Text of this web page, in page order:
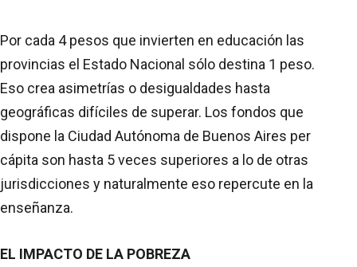
Por cada 4 pesos que invierten en educación las
provincias el Estado Nacional sólo destina 1 peso.
Eso crea asimetrías o desigualdades hasta
geográficas difíciles de superar. Los fondos que
dispone la Ciudad Autónoma de Buenos Aires per
cápita son hasta 5 veces superiores a lo de otras
jurisdicciones y naturalmente eso repercute en la
enseñanza.
EL IMPACTO DE LA POBREZA